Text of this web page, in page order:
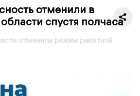
отменили в
спустя полчаса
отменили режим ракетной